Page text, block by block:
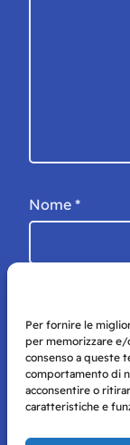
Per fornire le
per memorizzare
consenso a queste
comportamento di
acconsentire o
caratteristiche e
Nome *